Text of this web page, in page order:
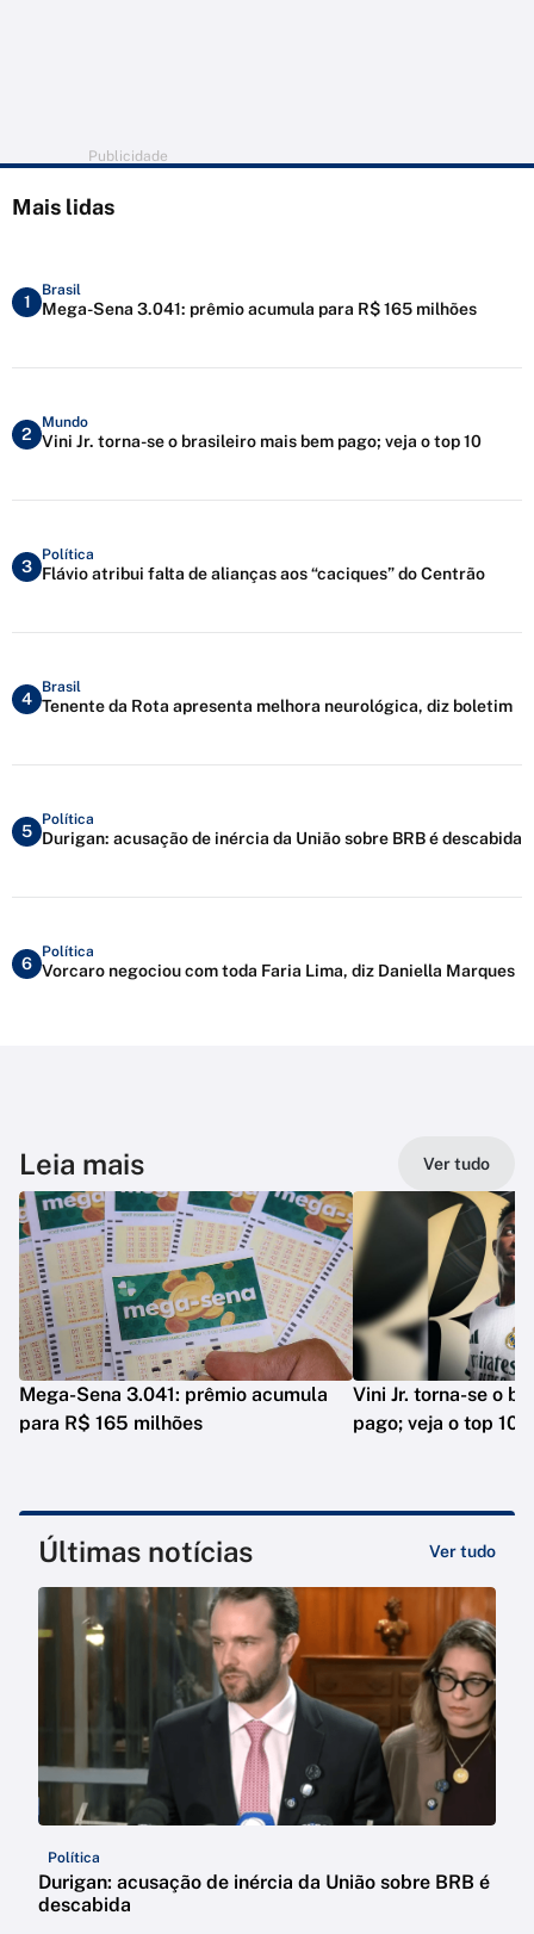
Publicidade
Mais lidas
1
Brasil
Mega-Sena 3.041: prêmio acumula para R$ 165 milhões
2
Mundo
Vini Jr. torna-se o brasileiro mais bem pago; veja o top 10
3
Política
Flávio atribui falta de alianças aos “caciques” do Centrão
4
Brasil
Tenente da Rota apresenta melhora neurológica, diz boletim
5
Política
Durigan: acusação de inércia da União sobre BRB é descabida
6
Política
Vorcaro negociou com toda Faria Lima, diz Daniella Marques
Leia mais Ver tudo
Mega-Sena 3.041: prêmio acumula
para R$ 165 milhões
Vini Jr. torna-se o
pago; veja o top 10
Últimas notícias Ver tudo
Política
Durigan: acusação de inércia da União sobre BRB é
descabida